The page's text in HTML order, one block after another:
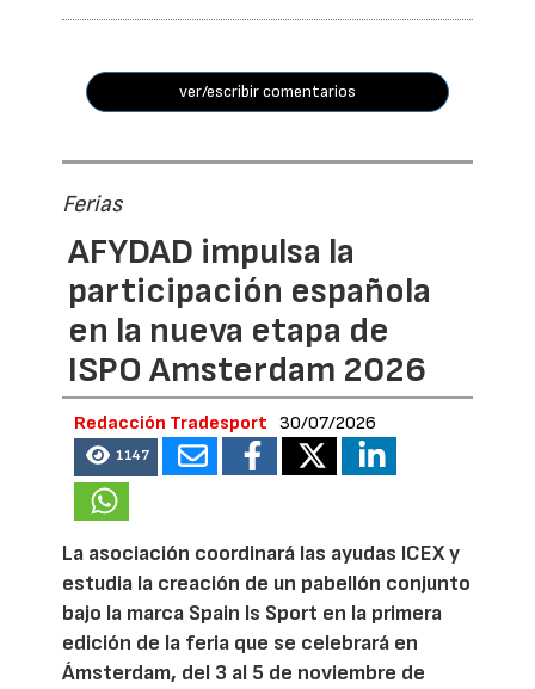
ver/escribir comentarios
Ferias
AFYDAD impulsa la
participación española
en la nueva etapa de
ISPO Amsterdam 2026
Redacción Tradesport 30/07/2026
1147
La asociación coordinará las ayudas ICEX y
estudia la creación de un pabellón conjunto
bajo la marca Spain Is Sport en la primera
edición de la feria que se celebrará en
Ámsterdam, del 3 al 5 de noviembre de